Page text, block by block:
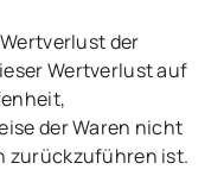
der
Wertverlust auf
der Waren nicht
zurückzuführen ist.